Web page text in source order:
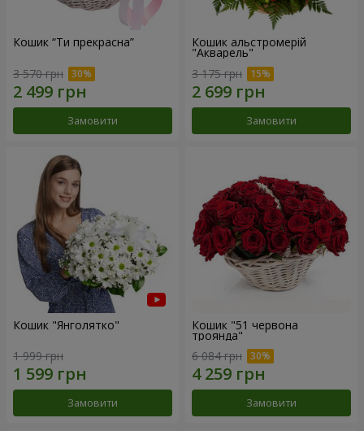
Кошик “Ти прекрасна”
3 570 грн
Замовити
Кошик альстромерій
"Акварель"
3 175 грн
Замовити
Кошик "Янголятко"
1 999 грн
Замовити
Кошик "51 червона
троянда"
6 084 грн
Замовити